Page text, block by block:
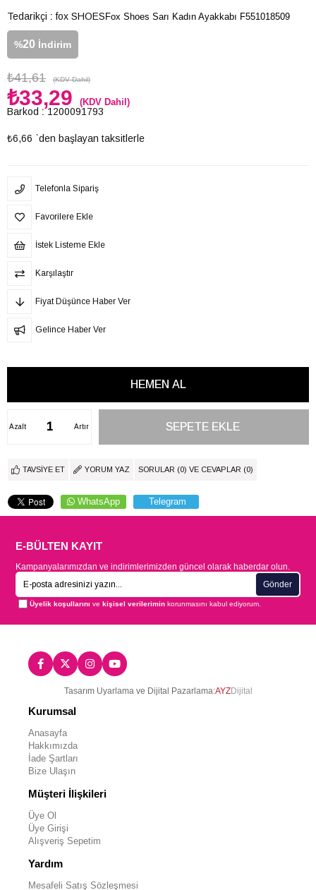
Tedarikçi : fox SHOES
%20 İndirim
₺41,61 (KDV Dahil)
₺33,29 (KDV Dahil)
Barkod : 1200091793
₺6,66 `den başlayan taksitlerle
Fox Shoes Sarı Kadın Ayakkabı F551018509
Telefonla Sipariş
Favorilere Ekle
İstek Listeme Ekle
Karşılaştır
Fiyat Düşünce Haber Ver
Gelince Haber Ver
Artır
Azalt
TAVSIYE ET YORUM YAZ SORULAR (0) VE CEVAPLAR (0)
WhatsApp Telegram
E-BÜLTEN KAYIT
Kampanyalarımızdan ve indirimlerimizden güncel olarak haberdar olun.
Gönder
Üyelik koşullarını vekişisel verilerimin korunmasını kabul ediyorum.
Tasarım Uyarlama ve Dijital Pazarlama:AYZDijital
Kurumsal
Anasayfa
Hakkımızda
İade Şartları
Bize Ulaşın
Müşteri İlişkileri
Üye Ol
Üye Girişi
Alışveriş Sepetim
Yardım
Mesafeli Satış Sözleşmesi